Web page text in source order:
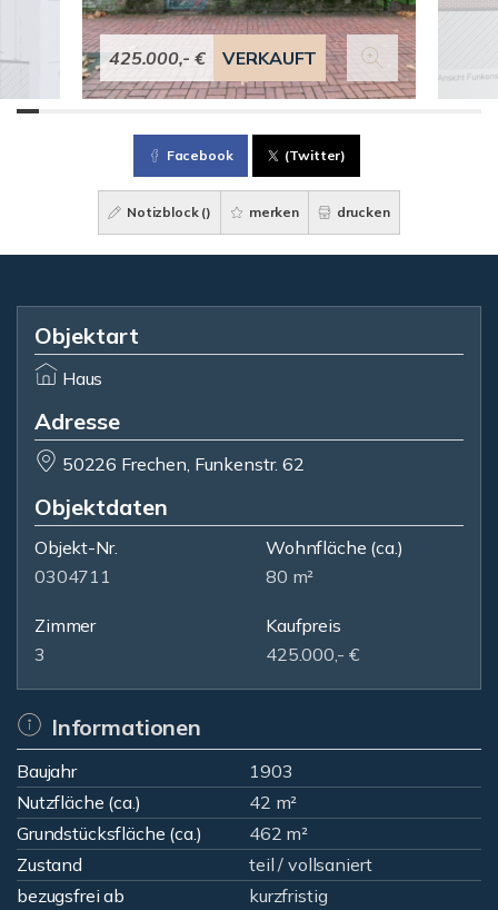
425.000,- € VERKAUFT
Facebook (Twitter)
Notizblock () merken drucken
Objektart
Haus
Adresse
50226 Frechen, Funkenstr. 62
Objektdaten
Objekt-Nr.
0304711
Wohnfläche (ca.)
80 m²
Zimmer
3
Kaufpreis
425.000,- €
Informationen
Baujahr
1903
Nutzfläche (ca.)
42 m²
Grundstücksfläche (ca.)
462 m²
Zustand
teil / vollsaniert
bezugsfrei ab
kurzfristig